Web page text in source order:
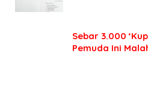
Sebar 3.000
Pemuda Ini